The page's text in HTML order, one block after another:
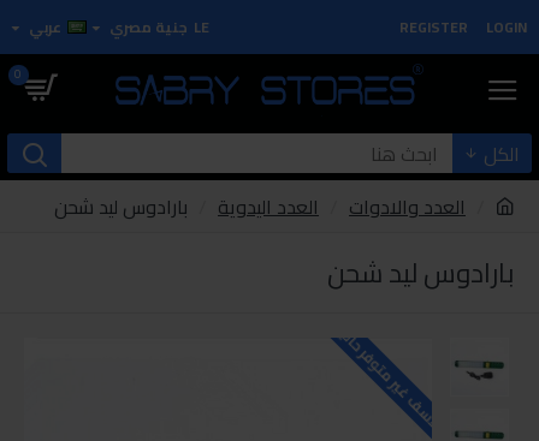
LOGIN
REGISTER
LE جنية مصري عربي
0
الكل
العدد والادوات
العدد اليدوية بارادوس ليد شحن
بارادوس ليد شحن
للاسف غير متوفر حاليا